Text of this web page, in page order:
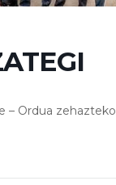
– Ordua zehazteko